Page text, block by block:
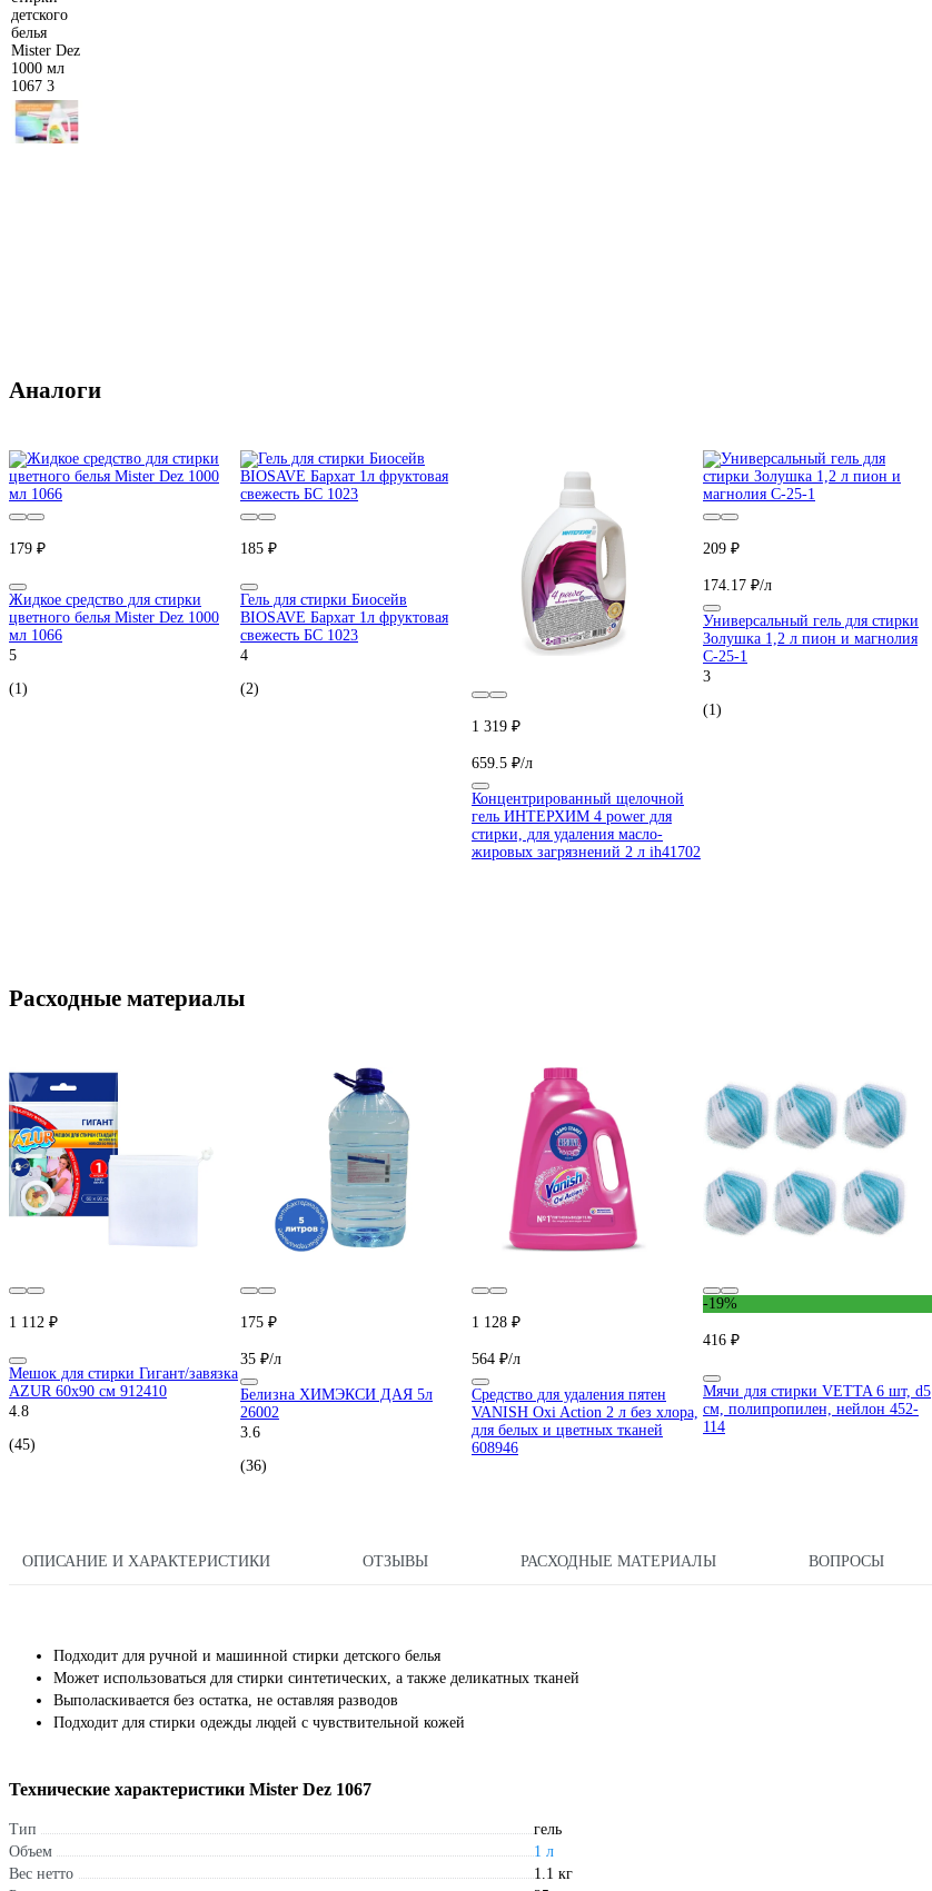
Аналоги
179 ₽
Жидкое средство для стирки
цветного белья Mister Dez 1000
мл 1066
5
(1)
185 ₽
Гель для стирки Биосейв
BIOSAVE Бархат 1л фруктовая
свежесть БС 1023
4
(2)
1 319 ₽
659.5 ₽/л
Концентрированный щелочной
гель ИНТЕРХИМ 4 power для
стирки, для удаления масло-
жировых загрязнений 2 л ih41702
209 ₽
174.17 ₽/л
Универсальный гель для стирки
Золушка 1,2 л пион и магнолия
С-25-1
3
(1)
Расходные материалы
1 112 ₽
Мешок для стирки Гигант/завязка
AZUR 60x90 см 912410
4.8
(45)
175 ₽
35 ₽/л
Белизна ХИМЭКСИ ДАЯ 5л
26002
3.6
(36)
1 128 ₽
564 ₽/л
Средство для удаления пятен
VANISH Oxi Action 2 л без хлора,
для белых и цветных тканей
608946
-19%
416 ₽
Мячи для стирки VETTA 6 шт, d5
см, полипропилен, нейлон 452-
114
ОПИСАНИЕ И ХАРАКТЕРИСТИКИ ОТЗЫВЫ РАСХОДНЫЕ МАТЕРИАЛЫ ВОПРОСЫ
Подходит для ручной и машинной стирки детского белья
Может использоваться для стирки синтетических, а также деликатных тканей
Выполаскивается без остатка, не оставляя разводов
Подходит для стирки одежды людей с чувствительной кожей
Технические характеристики Mister Dez 1067
Тип
гель
Объем
1 л
Вес нетто
1.1 кг